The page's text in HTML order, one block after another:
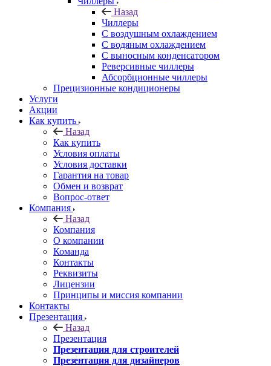
Назад
Чиллеры
С воздушным охлаждением
С водяным охлаждением
С выносным конденсатором
Реверсивные чиллеры
Абсорбционные чиллеры
Прецизионные кондиционеры
Услуги
Акции
Как купить
Назад
Как купить
Условия оплаты
Условия доставки
Гарантия на товар
Обмен и возврат
Вопрос-ответ
Компания
Назад
Компания
О компании
Команда
Контакты
Реквизиты
Лицензии
Принципы и миссия компании
Контакты
Презентация
Назад
Презентация
Презентация для строителей
Презентация для дизайнеров